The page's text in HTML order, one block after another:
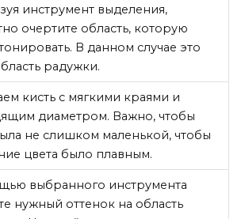
инструмент выделения,
очертите область, которую
В данном случае это
радужки.
кисть с мягкими краями и
диаметром. Важно, чтобы
не слишком маленькой, чтобы
цвета было плавным.
выбранного инструмента
нужный оттенок на область